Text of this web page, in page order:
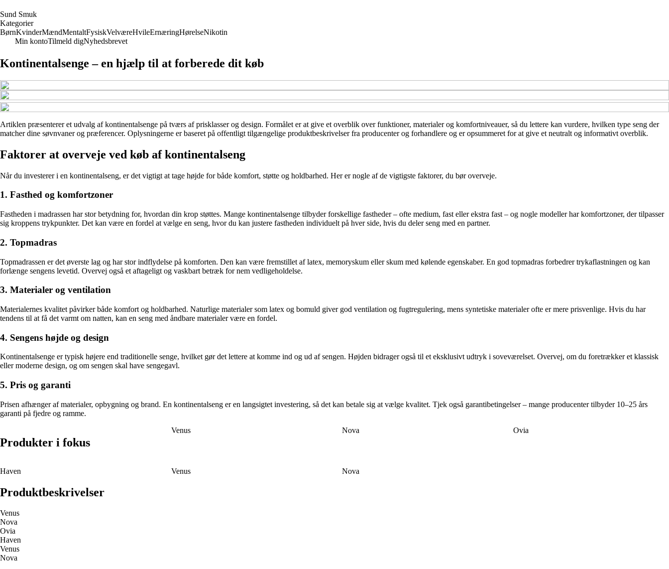
Sund Smuk
Kategorier
BørnKvinderMændMentaltFysiskVelværeHvileErnæringHørelseNikotin
Min kontoTilmeld digNyhedsbrevet
Kontinentalsenge – en hjælp til at forberede dit køb
Artiklen præsenterer et udvalg af kontinentalsenge på tværs af prisklasser og design. Formålet er at give et overblik over funktioner, materialer og komfortniveauer, så du lettere kan vurdere, hvilken type seng der
matcher dine søvnvaner og præferencer. Oplysningerne er baseret på offentligt tilgængelige produktbeskrivelser fra producenter og forhandlere og er opsummeret for at give et neutralt og informativt overblik.
Faktorer at overveje ved køb af kontinentalseng
Når du investerer i en kontinentalseng, er det vigtigt at tage højde for både komfort, støtte og holdbarhed. Her er nogle af de vigtigste faktorer, du bør overveje.
1. Fasthed og komfortzoner
Fastheden i madrassen har stor betydning for, hvordan din krop støttes. Mange kontinentalsenge tilbyder forskellige fastheder – ofte medium, fast eller ekstra fast – og nogle modeller har komfortzoner, der tilpasser
sig kroppens trykpunkter. Det kan være en fordel at vælge en seng, hvor du kan justere fastheden individuelt på hver side, hvis du deler seng med en partner.
2. Topmadras
Topmadrassen er det øverste lag og har stor indflydelse på komforten. Den kan være fremstillet af latex, memoryskum eller skum med kølende egenskaber. En god topmadras forbedrer trykaflastningen og kan
forlænge sengens levetid. Overvej også et aftageligt og vaskbart betræk for nem vedligeholdelse.
3. Materialer og ventilation
Materialernes kvalitet påvirker både komfort og holdbarhed. Naturlige materialer som latex og bomuld giver god ventilation og fugtregulering, mens syntetiske materialer ofte er mere prisvenlige. Hvis du har
tendens til at få det varmt om natten, kan en seng med åndbare materialer være en fordel.
4. Sengens højde og design
Kontinentalsenge er typisk højere end traditionelle senge, hvilket gør det lettere at komme ind og ud af sengen. Højden bidrager også til et eksklusivt udtryk i soveværelset. Overvej, om du foretrækker et klassisk
eller moderne design, og om sengen skal have sengegavl.
5. Pris og garanti
Prisen afhænger af materialer, opbygning og brand. En kontinentalseng er en langsigtet investering, så det kan betale sig at vælge kvalitet. Tjek også garantibetingelser – mange producenter tilbyder 10–25 års
garanti på fjedre og ramme.
Produkter i fokus
Venus Nova Ovia
Haven Venus Nova
Produktbeskrivelser
Venus
Nova
Ovia
Haven
Venus
Nova